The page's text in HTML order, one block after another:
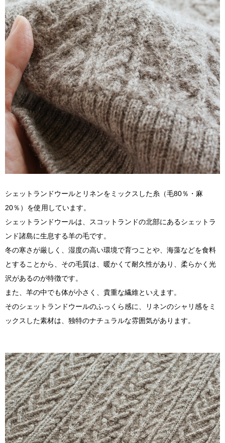
シェットランドウールとリネンをミックスした糸（毛80％・麻
20％）を使用しています。
シェットランドウールは、スコットランドの北部にあるシェットラ
ンド諸島に生息する羊の毛です。
冬の寒さが厳しく、湿度の高い環境で育つことや、海藻などを食料
とすることから、その毛質は、暖かくて耐久性があり、柔らかく光
沢があるのが特徴です。
また、羊の中でも体が小さく、貴重な繊維といえます。
そのシェットランドウールのふっくら感に、リネンのシャリ感をミ
ックスした素材は、独特のナチュラルな雰囲気があります。